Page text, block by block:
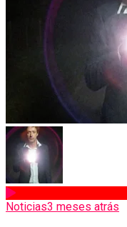
Noticias3 meses atrás